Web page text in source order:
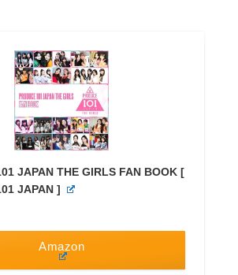
JAPAN THE GIRLS FAN BOOK [
JAPAN ]
Amazon